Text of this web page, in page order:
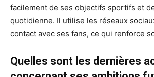
facilement de ses objectifs sportifs et
quotidienne. Il utilise les réseaux
contact avec ses fans, ce qui renforce
Quelles sont les dernières